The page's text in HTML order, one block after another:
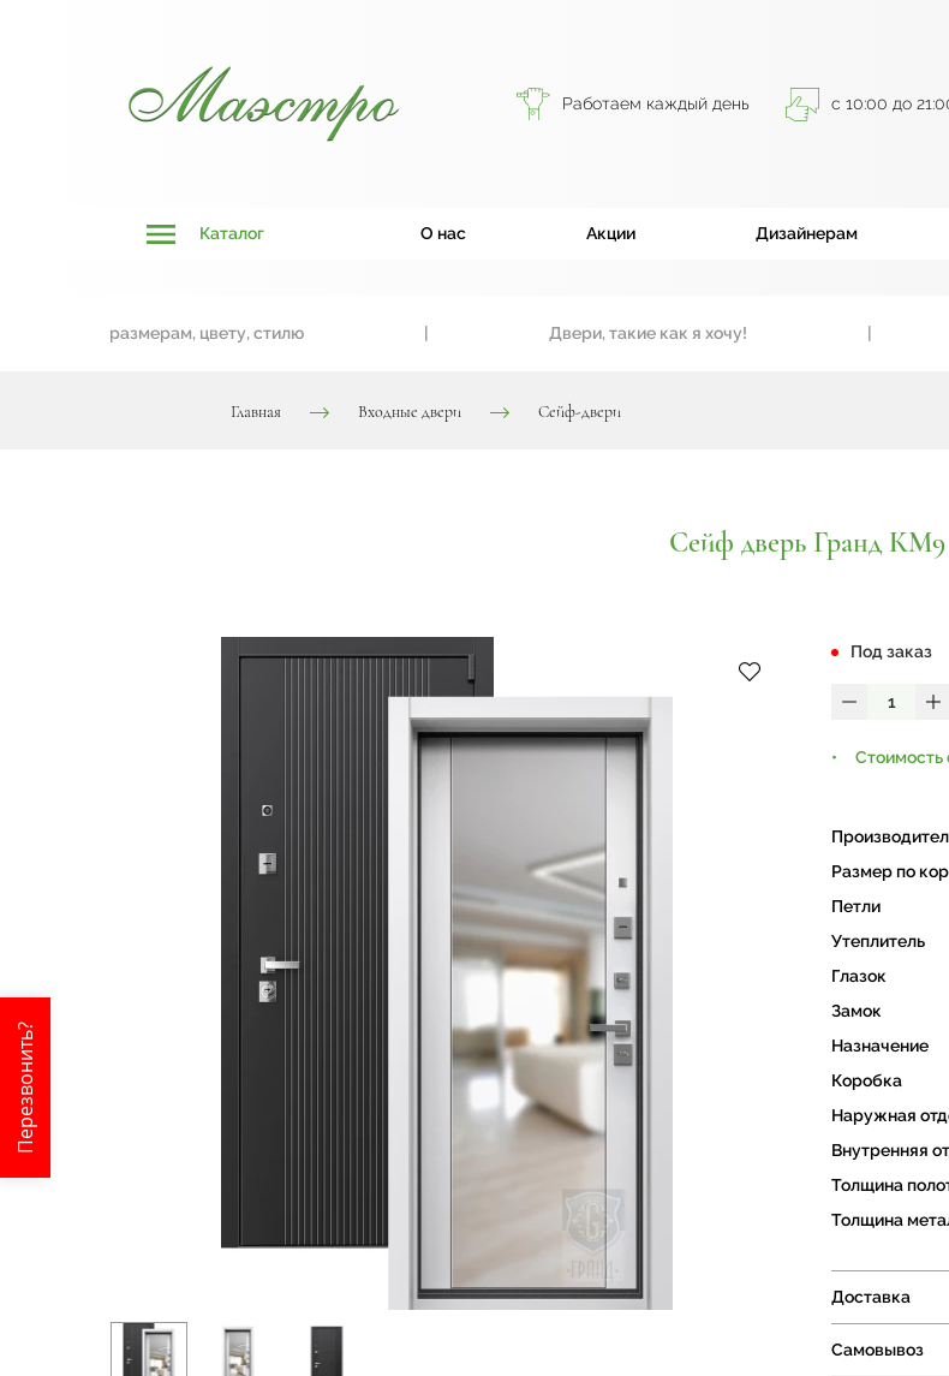
Работаем каждый день с 10:00 до
Каталог О нас Акции Дизайнерам
к размерам, цвету, стилю Двери, такие как я хочу!
Главная Входные двери Сейф-двери
Сейф дверь Гранд КМ9
Под заказ
Стоимость
Размер по
Петли
Утеплитель
Глазок
Замок
Назначение
Коробка
Наружная
Внутренняя
Толщина
Толщина
Доставка
Самовывоз
Перезвонить?